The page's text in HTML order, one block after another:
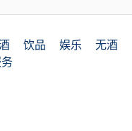
饮品 娱乐
无酒